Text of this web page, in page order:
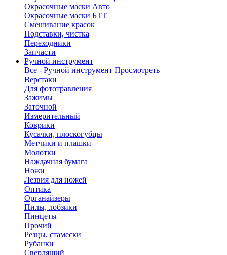
Окрасочные маски Авто
Окрасочные маски БТТ
Смешивание красок
Подставки, чистка
Переходники
Запчасти
Ручной инструмент
Все - Ручной инструмент Просмотреть
Верстаки
Для фототравления
Зажимы
Заточной
Измерительный
Коврики
Кусачки, плоскогубцы
Метчики и плашки
Молотки
Наждачная бумага
Ножи
Лезвия для ножей
Оптика
Органайзеры
Пилы, лобзики
Пинцеты
Прочий
Резцы, стамески
Рубанки
Сверлящий